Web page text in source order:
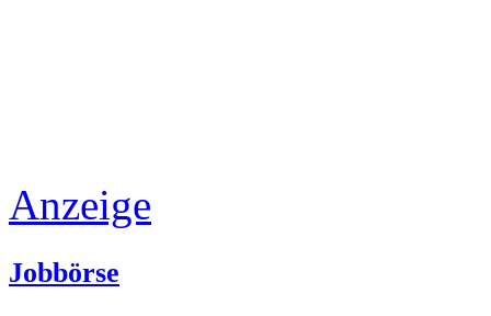
Anzeige
Jobbörse